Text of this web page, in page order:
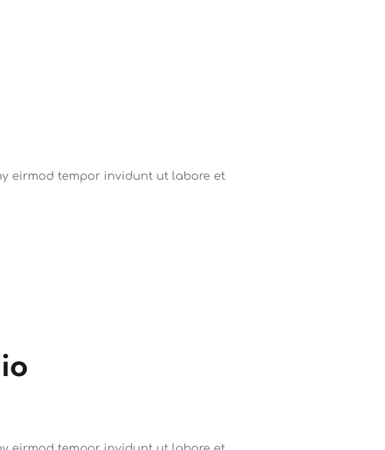
eirmod tempor invidunt ut labore et